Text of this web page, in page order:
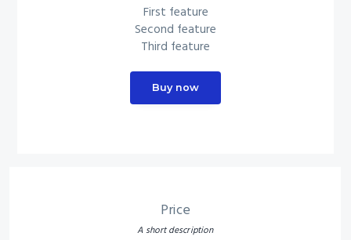
First feature
Second feature
Third feature
Buy now
Price
A short description